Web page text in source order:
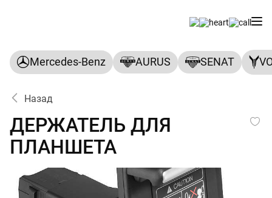
Mercedes-Benz AURUS SENAT
Назад
ДЕРЖАТЕЛЬ ДЛЯ
ДЕРЖАТЕЛЬ ДЛЯ
ПЛАНШЕТА